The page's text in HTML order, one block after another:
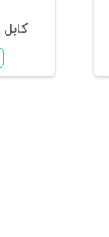
کابل 8 رشته AWG28-یک متر